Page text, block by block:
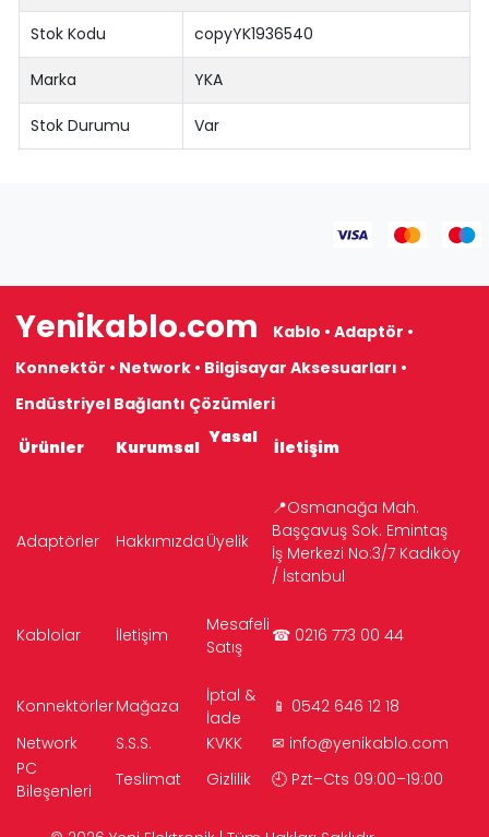
Stok Kodu copyYK1936540
Marka YKA
Stok Durumu Var
Yenikablo.com
Kablo • Adaptör •
Konnektör • Network • Bilgisayar Aksesuarları •
Endüstriyel Bağlantı Çözümleri
Ürünler
Kurumsal Yasal İletişim
Adaptörler Hakkımızda Üyelik
📍Osmanağa Mah.
Başçavuş Sok. Emintaş
İş Merkezi No:3/7 Kadıköy
/ İstanbul
Kablolar İletişim
Mesafeli
Satış
☎ 0216 773 00 44
KonnektörlerMağaza
İptal &
İade
📱 0542 646 12 18
Network
S.S.S. KVKK ✉ info@yenikablo.com
PC
Bileşenleri
Teslimat Gizlilik 🕘 Pzt–Cts 09:00–19:00